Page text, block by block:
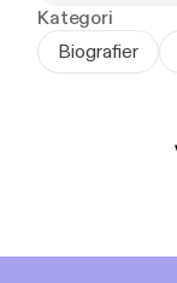
blind
verden.
Kategori
Biografier